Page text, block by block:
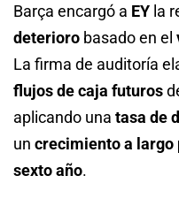
Barça encargó a EY la
deterioro basado en el
La firma de auditoría
flujos de caja futuros
aplicando una tasa de
un crecimiento a largo
sexto año.